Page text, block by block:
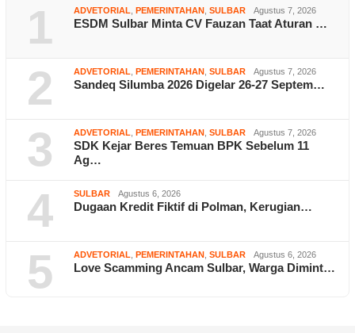
1 ADVETORIAL PEMERINTAHAN SULBAR Agustus 7, 2026
ESDM Sulbar Minta CV Fauzan Taat Aturan …
2 ADVETORIAL PEMERINTAHAN SULBAR Agustus 7, 2026
Sandeq Silumba 2026 Digelar 26-27 Septem…
3 ADVETORIAL PEMERINTAHAN SULBAR Agustus 7, 2026
SDK Kejar Beres Temuan BPK Sebelum 11
Ag…
4 SULBAR Agustus 6, 2026
Dugaan Kredit Fiktif di Polman, Kerugian…
5 ADVETORIAL PEMERINTAHAN SULBAR Agustus 6, 2026
Love Scamming Ancam Sulbar, Warga Dimint…